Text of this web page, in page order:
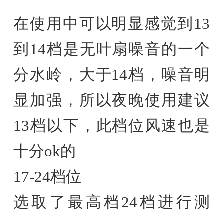
在使用中可以明显感觉到13
到14档是无叶扇噪音的一个
分水岭，大于14档，噪音明
显加强，所以夜晚使用建议
13档以下，此档位风速也是
十分ok的
17-24档位
选取了最高档24档进行测